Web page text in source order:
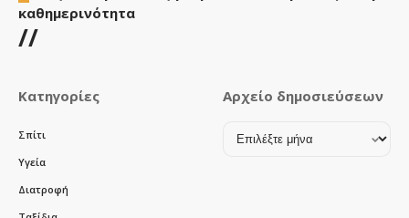
καθημερινότητα
//
Κατηγορίες
Σπίτι
Υγεία
Διατροφή
Αρχείο δημοσιεύσεων
Αρχείο